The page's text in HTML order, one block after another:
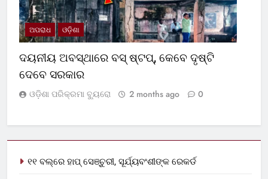
ଅପରାଧ ଓଡ଼ିଶା
ଦୟନୀୟ ଅବସ୍ଥାରେ ବସ୍‌ ଷ୍ଟପ୍‌, କେବେ ଦୃଷ୍ଟି
ଦେବେ ସରକାର
ଓଡ଼ିଶା ପରିକ୍ରମା ବ୍ୟୁରୋ 2 months ago 0
୧୧ ବଲ୍‌ରେ ହାପ୍ ସେଞ୍ଚୁରୀ, ସୂର୍ଯ୍ୟବଂଶୀଙ୍କ ରେକର୍ଡ